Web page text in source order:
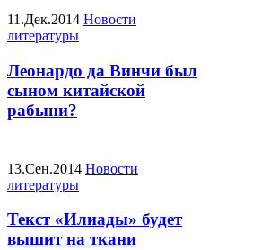
11.Дек.2014 Новости
литературы
Леонардо да Винчи был
сыном китайской
рабыни?
13.Сен.2014 Новости
литературы
Текст «Илиады» будет
вышит на ткани